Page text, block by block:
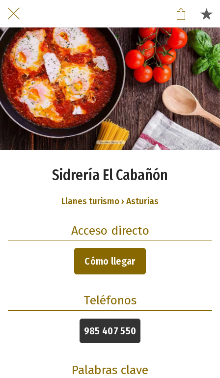
Sidrería El Cabañón
Llanes turismo › Asturias
Acceso directo
Cómo llegar
Teléfonos
985 407 550
Palabras clave